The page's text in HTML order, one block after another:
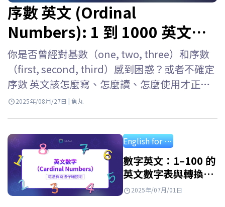
序數 英文 (Ordinal
Numbers): 1 到 1000 英文寫
法, 讀法與序數表
你是否曾經對基數（one, two, three）和序數
（first, second, third）感到困惑？或者不確定
序數 英文該怎麼寫、怎麼讀、怎麼使用才正
確？寫成 “1st” 要怎麼唸？該用 “first” 還
上完整對照表與超簡單記憶小技巧。 序數…
2025年/08月/27日 | 魚丸
English for starter
數字英文：1–100 的
英文數字表與轉換方
式2025年/07月/01日